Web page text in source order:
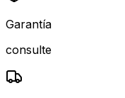
Garantía
consulte